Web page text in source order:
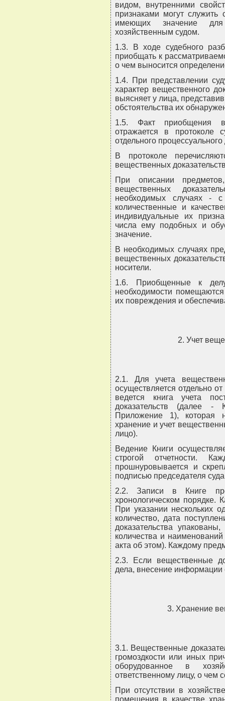
видом, внутренними
признаками могут служить
имеющих значение для
хозяйственным судом.
1.3. В ходе судебного
приобщать к
о чем выносится
1.4. При представлении
характер вещественного
выясняет у лица,
обстоятельства их
1.5. Факт приобщения
отражается в протоколе
отдельного
В протоколе
вещественных
При описании
вещественных
необходимых случаях - с
количественные и
индивидуальные их
числа ему подобных и
значение.
В необходимых случаях
вещественных
носители.
1.6. Приобщенные к делу
необходимости
их повреждения и
2. Учет
2.1. Для учета
осуществляется отдельно
ведется книга учета
доказательств (далее
Приложение 1), которая
хранение и учет
лицо).
Ведение Книги
строгой отчетности.
прошнуровывается и
подписью председателя
2.2. Записи в Книге
хронологическом порядке.
При указании нескольких
количество, дата
доказательства
количества и
акта об этом). Каждому
2.3. Если вещественные
дела, внесение информации
3. Хранение
3.1. Вещественные
громоздкости или иных
оборудованное в
ответственному лицу, о чем
При отсутствии в
помещения в качестве